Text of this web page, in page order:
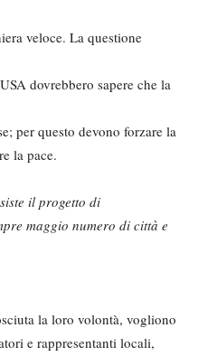
veloce. La questione
dovrebbero sapere che la
per questo devono forzare la
la pace.
il progetto di
maggio numero di città e
la loro volontà, vogliono
e rappresentanti locali,